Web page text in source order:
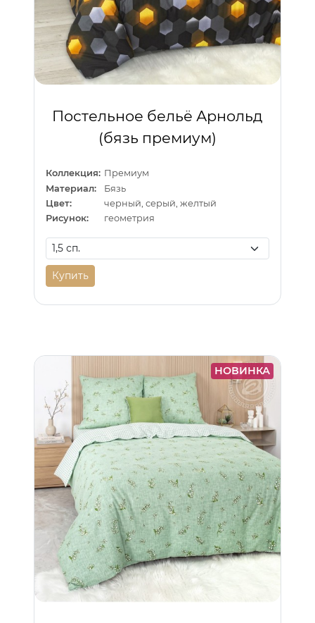
Постельное бельё Арнольд
(бязь премиум)
Коллекция: Премиум
Материал:
Бязь
Цвет:
черный, серый, желтый
Рисунок:
геометрия
Купить
НОВИНКА